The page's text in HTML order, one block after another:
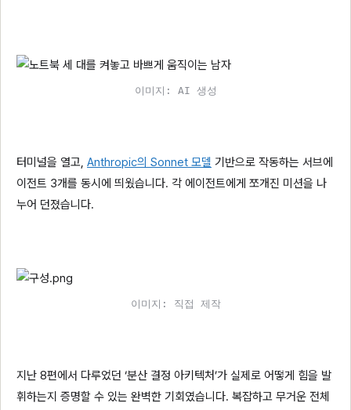
이미지: AI 생성
터미널을 열고, Anthropic의 Sonnet 모델 기반으로 작동하는 서브에
이전트 3개를 동시에 띄웠습니다. 각 에이전트에게 쪼개진 미션을 나
누어 던졌습니다.
이미지: 직접 제작
지난 8편에서 다루었던 ‘분산 결정 아키텍처’가 실제로 어떻게 힘을 발
휘하는지 증명할 수 있는 완벽한 기회였습니다. 복잡하고 무거운 전체